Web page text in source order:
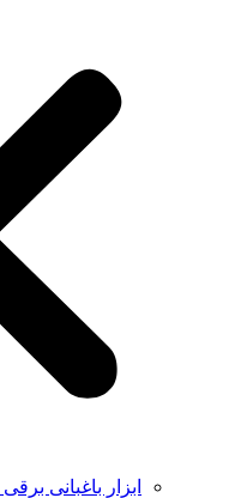
ابزار باغبانی